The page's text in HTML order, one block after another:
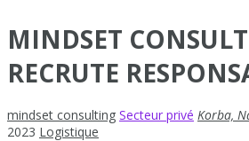
MINDSET
RECRUTE
mindset consulting Secteur privé Korba,
2023 Logistique